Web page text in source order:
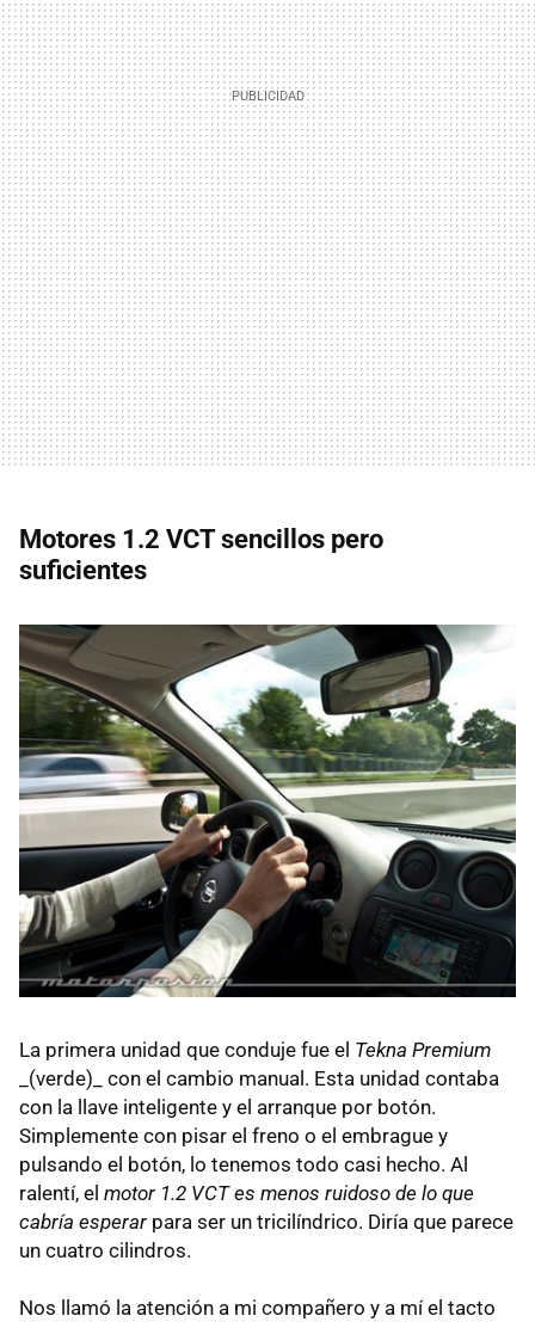
Motores 1.2 VCT sencillos pero
suficientes
La primera unidad que conduje fue el Tekna Premium
_(verde)_ con el cambio manual. Esta unidad contaba
con la llave inteligente y el arranque por botón.
Simplemente con pisar el freno o el embrague y
pulsando el botón, lo tenemos todo casi hecho. Al
ralentí, el motor 1.2 VCT es menos ruidoso de lo que
cabría esperar para ser un tricilíndrico. Diría que parece
un cuatro cilindros.
Nos llamó la atención a mi compañero y a mí el tacto